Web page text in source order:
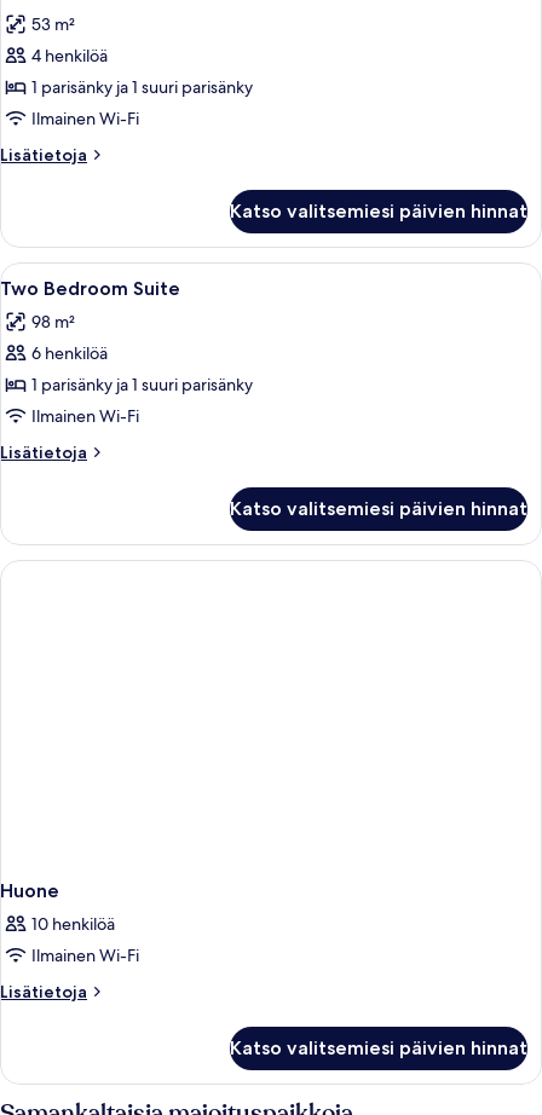
huonetyypin
One
Bedroom
Suite
kuvat
53 m²
4 henkilöä
1 parisänky ja 1 suuri parisänky
Ilmainen Wi-Fi
Lisätietoja
Lisätietoja
Suite
Katso valitsemiesi päivien hinnat
Avaa
kaikki
huonetyypin
Two
Bedroom
Suite
kuvat
Ylelliset vuodevaatteet, pillowtop-
1
Two Bedroom Suite
98 m²
6 henkilöä
1 parisänky ja 1 suuri parisänky
Ilmainen Wi-Fi
Lisätietoja
Lisätietoja
Suite
Katso valitsemiesi päivien hinnat
Huone
10 henkilöä
Ilmainen Wi-Fi
Lisätietoja
Lisätietoja
Katso valitsemiesi päivien hinnat